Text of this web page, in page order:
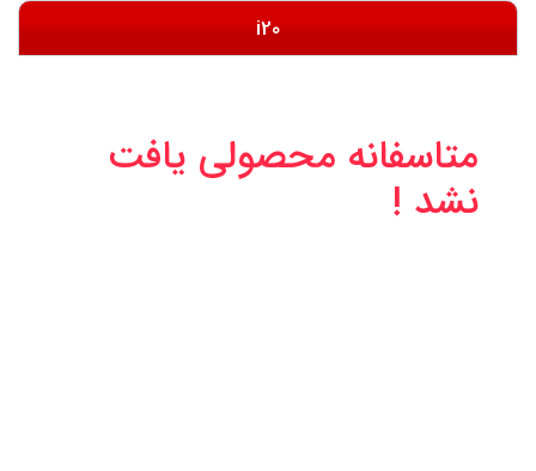
i20
متاسفانه محصولی یافت
نشد !